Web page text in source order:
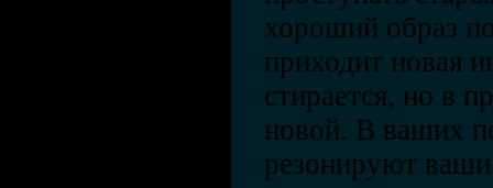
хороший образ
приходит новая
стирается, но в
новой. В ваших
резонируют